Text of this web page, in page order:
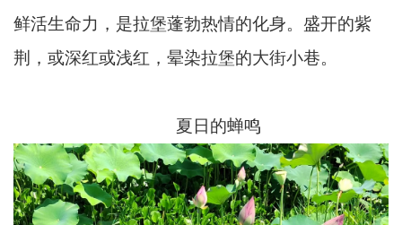
鲜活生命力，是拉堡蓬勃热情的化身。盛开的紫
荆，或深红或浅红，晕染拉堡的大街小巷。
夏日的蝉鸣